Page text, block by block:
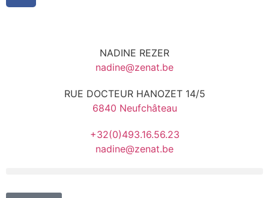
NADINE REZER
nadine@zenat.be
RUE DOCTEUR HANOZET 14/5
6840 Neufchâteau
+32(0)493.16.56.23
nadine@zenat.be